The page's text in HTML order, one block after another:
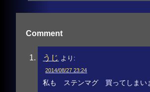
Comment
うじ より:
2014/08/27 23:24
私も ステンマグ 買ってしまい